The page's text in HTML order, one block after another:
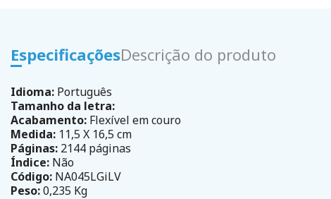
EspecificaçõesDescrição do produto
Idioma: Português
Tamanho da letra:
Acabamento: Flexível em couro
Medida: 11,5 X 16,5 cm
Páginas: 2144 páginas
Índice: Não
Código: NA045LGiLV
Peso:0,235 Kg